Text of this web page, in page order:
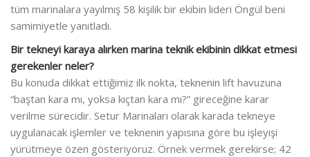
tüm marinalara yayılmış 58 kişilik bir ekibin lideri Öngül beni
samimiyetle yanıtladı.
Bir tekneyi karaya alırken marina teknik ekibinin dikkat etmesi
gerekenler neler?
Bu konuda dikkat ettiğimiz ilk nokta, teknenin lift havuzuna
“baştan kara mı, yoksa kıçtan kara mı?” gireceğine karar
verilme sürecidir. Setur Marinaları olarak karada tekneye
uygulanacak işlemler ve teknenin yapısına göre bu işleyişi
yürütmeye özen gösteriyoruz. Örnek vermek gerekirse; 42